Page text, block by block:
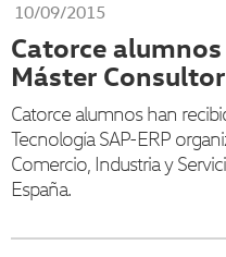
10/09/2015
Catorce
Máster
Catorce alumnos han
Tecnología SAP-ERP
Comercio, Industria y
España.